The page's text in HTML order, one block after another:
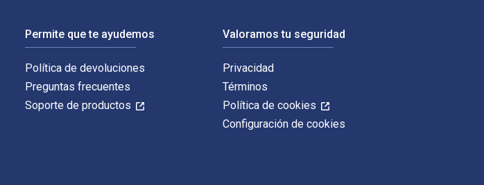
Permite que te ayudemos
Política de devoluciones
Preguntas frecuentes
Soporte de productos
Valoramos tu seguridad
Privacidad
Términos
Política de cookies
Configuración de cookies